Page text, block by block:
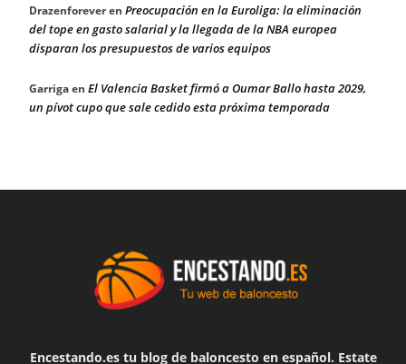
Drazenforeveren Preocupación en la Euroliga: la eliminación
del tope en gasto salarial y la llegada de la NBA europea
disparan los presupuestos de varios equipos
Garrigaen El Valencia Basket firmó a Oumar Ballo hasta 2029,
un pívot cupo que sale cedido esta próxima temporada
Encestando.es tu blog de baloncesto en español. Estate